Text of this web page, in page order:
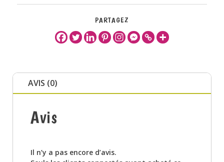
PARTAGEZ
AVIS (0)
Avis
Il n’y a pas encore d’avis.